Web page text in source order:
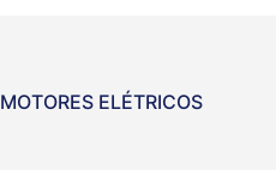
MOTORES ELÉTRICOS